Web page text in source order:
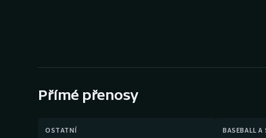
Přímé přenosy
OSTATNÍ BASEBALL A